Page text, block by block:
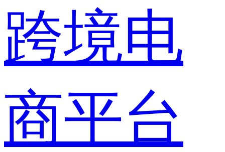
跨境电
商平台